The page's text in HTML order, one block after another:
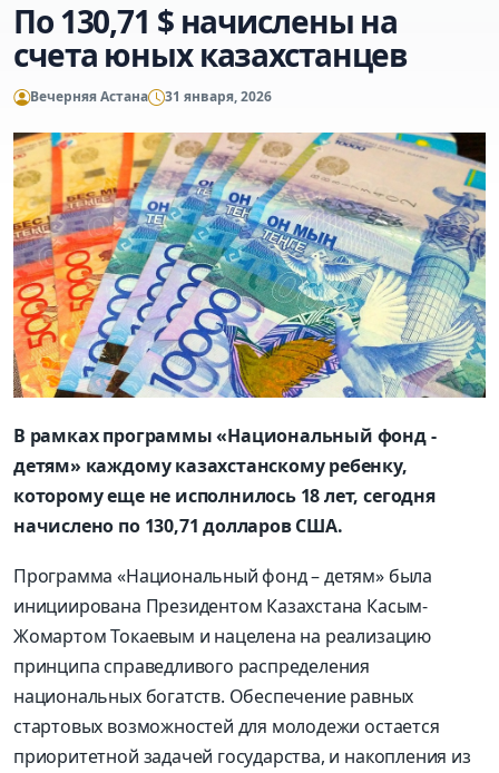
По 130,71 $ начислены на
счета юных казахстанцев
Вечерняя Астана 31 января, 2026
В рамках программы «Национальный фонд -
детям» каждому казахстанскому ребенку,
которому еще не исполнилось 18 лет, сегодня
начислено по 130,71 долларов США.
Программа «Национальный фонд – детям» была
инициирована Президентом Казахстана Касым-
Жомартом Токаевым и нацелена на реализацию
принципа справедливого распределения
национальных богатств. Обеспечение равных
стартовых возможностей для молодежи остается
приоритетной задачей государства, и накопления из